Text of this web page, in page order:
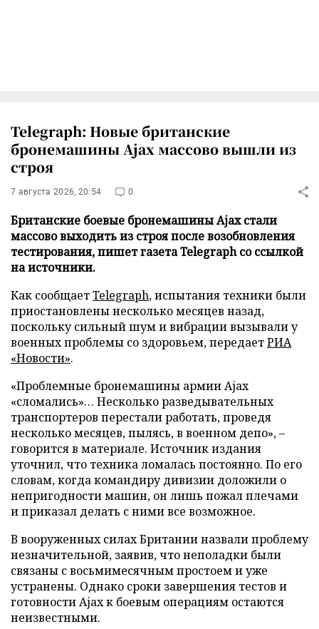
Telegraph: Новые британские
бронемашины Ajax массово вышли из
строя
7 августа 2026, 20:54 0
Британские боевые бронемашины Ajax стали
массово выходить из строя после возобновления
тестирования, пишет газета Telegraph со ссылкой
на источники.
Как сообщаетTelegraph, испытания техники были
приостановлены несколько месяцев назад,
поскольку сильный шум и вибрации вызывали у
военных проблемы со здоровьем, передаетРИА
«Новости».
«Проблемные бронемашины армии Ajax
«сломались»… Несколько разведывательных
транспортеров перестали работать, проведя
несколько месяцев, пылясь, в военном депо», –
говорится в материале. Источник издания
уточнил, что техника ломалась постоянно. По его
словам, когда командиру дивизии доложили о
непригодности машин, он лишь пожал плечами
и приказал делать с ними все возможное.
В вооруженных силах Британии назвали проблему
незначительной, заявив, что неполадки были
связаны с восьмимесячным простоем и уже
устранены. Однако сроки завершения тестов и
готовности Ajax к боевым операциям остаются
неизвестными.